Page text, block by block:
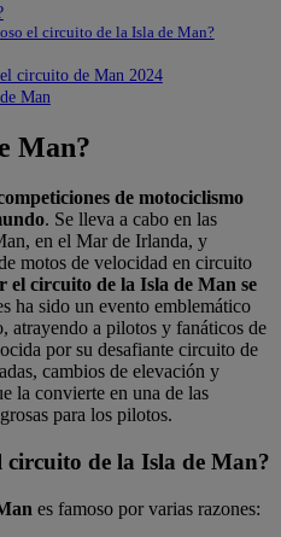
el circuito de la Isla de Man?
circuito de Man 2024
Man
Man?
de motociclismo
. Se lleva a cabo en las
en el Mar de Irlanda, y
motos de velocidad en circuito
circuito de la Isla de Man se
ha sido un evento emblemático
atrayendo a pilotos y fanáticos de
por su desafiante circuito de
cambios de elevación y
la convierte en una de las
para los pilotos.
circuito de la Isla de Man?
es famoso por varias razones: